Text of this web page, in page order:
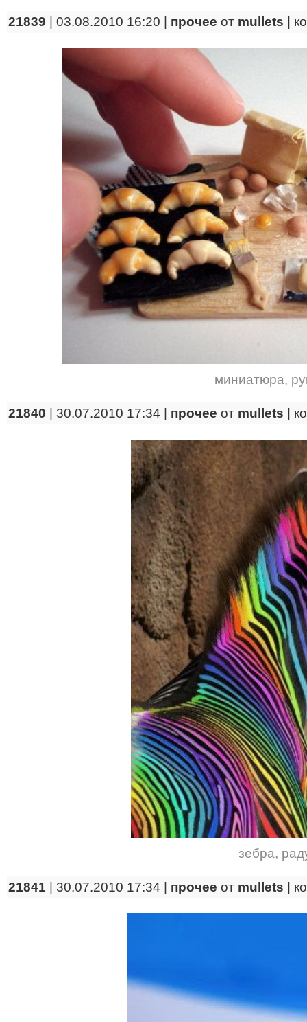
21839 | 03.08.2010 16:20 | прочее от mullets
миниатюра,
21840 | 30.07.2010 17:34 | прочее от mullets
зебра,
21841 | 30.07.2010 17:34 | прочее от mullets